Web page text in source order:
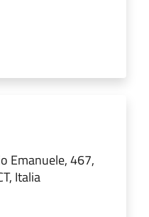
Emanuele, 467,
Italia